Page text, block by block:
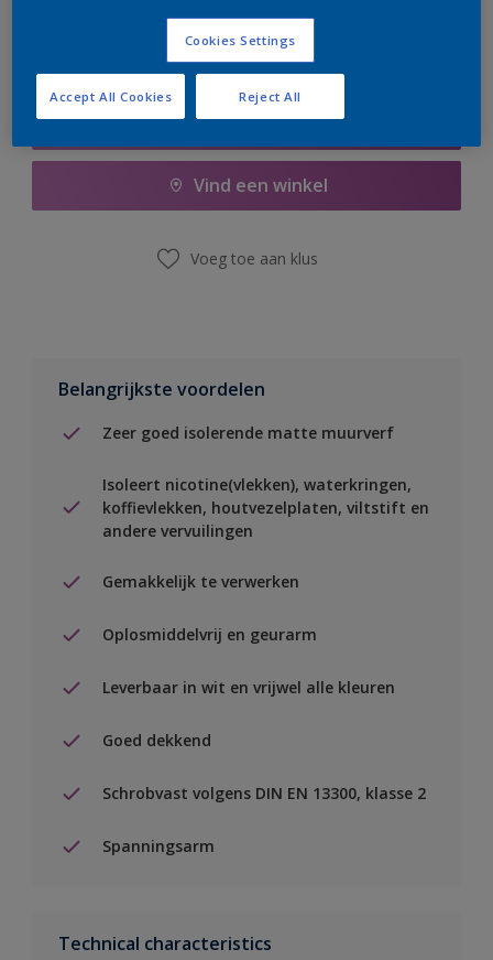
Boodschappenlijst
Vind een winkel
Voeg toe aan klus
Belangrijkste voordelen
Zeer goed isolerende matte muurverf
Isoleert nicotine(vlekken), waterkringen,
koffievlekken, houtvezelplaten, viltstift en
andere vervuilingen
Gemakkelijk te verwerken
Oplosmiddelvrij en geurarm
Leverbaar in wit en vrijwel alle kleuren
Goed dekkend
Schrobvast volgens DIN EN 13300, klasse 2
Spanningsarm
Technical characteristics
Cookies Settings
Reject All
Accept All Cookies